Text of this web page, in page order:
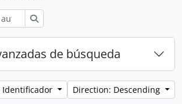
de búsqueda
Direction: Descending